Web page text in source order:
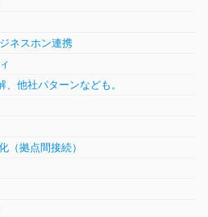
ネスホン連携
他社パターンなども。
（拠点間接続）